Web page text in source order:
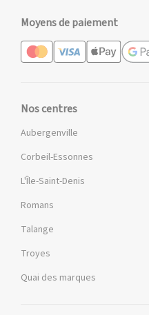
Moyens de paiement
Nos centres
Aubergenville
Corbeil-Essonnes
L'Île-Saint-Denis
Romans
Talange
Troyes
Quai des marques